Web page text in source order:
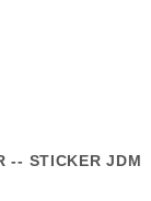
-- STICKER JDM